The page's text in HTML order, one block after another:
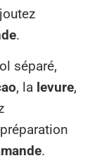
.
séparé,
, la levure,
.